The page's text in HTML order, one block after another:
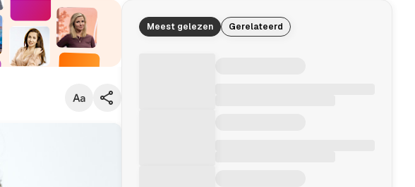
Meest gelezen Gerelateerd